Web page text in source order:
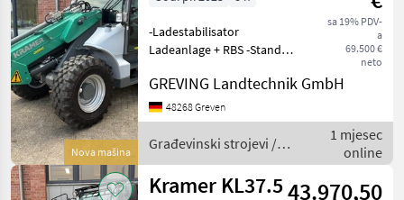
Nova mašina
sa 19% PDV-
a
69.500 €
neto
-Ladestabilisator
Ladeanlage + RBS -Standart
verstellbar -20 km/h -
Fahrersitz: Luftgefedert,
orthopädisch -Standart
Fahrerkabine -Schutzgitter
GREVING Landtechnik GmbH
48268 Greven
Građevinski strojevi /
Kramer
1 mjesec
online
Kramer KL37.543.970,50